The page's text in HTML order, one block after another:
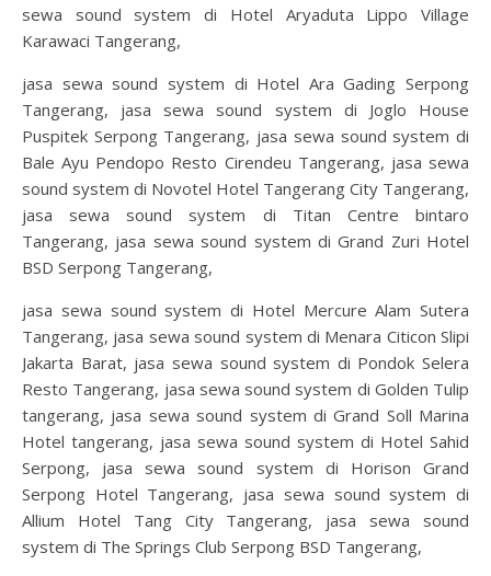
sewa sound system di Hotel Aryaduta Lippo Village
Karawaci Tangerang,
jasa sewa sound system di Hotel Ara Gading Serpong
Tangerang, jasa sewa sound system di Joglo House
Puspitek Serpong Tangerang, jasa sewa sound system di
Bale Ayu Pendopo Resto Cirendeu Tangerang, jasa sewa
sound system di Novotel Hotel Tangerang City Tangerang,
jasa sewa sound system di Titan Centre bintaro
Tangerang, jasa sewa sound system di Grand Zuri Hotel
BSD Serpong Tangerang,
jasa sewa sound system di Hotel Mercure Alam Sutera
Tangerang, jasa sewa sound system di Menara Citicon Slipi
Jakarta Barat, jasa sewa sound system di Pondok Selera
Resto Tangerang, jasa sewa sound system di Golden Tulip
tangerang, jasa sewa sound system di Grand Soll Marina
Hotel tangerang, jasa sewa sound system di Hotel Sahid
Serpong, jasa sewa sound system di Horison Grand
Serpong Hotel Tangerang, jasa sewa sound system di
Allium Hotel Tang City Tangerang, jasa sewa sound
system di The Springs Club Serpong BSD Tangerang,